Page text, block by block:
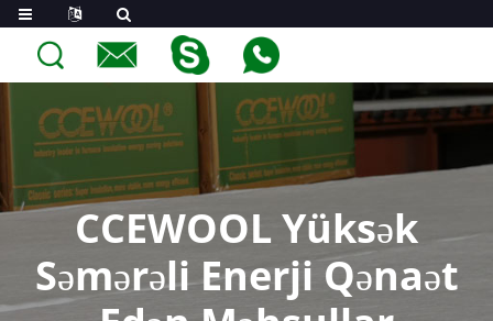
CCEWOOL Yüksək
Səmərəli Enerji Qənaət